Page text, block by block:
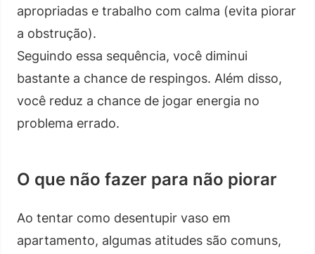
apropriadas e trabalho com calma (evita piorar
a obstrução).
Seguindo essa sequência, você diminui
bastante a chance de respingos. Além disso,
você reduz a chance de jogar energia no
problema errado.
O que não fazer para não piorar
Ao tentar como desentupir vaso em
apartamento, algumas atitudes são comuns,